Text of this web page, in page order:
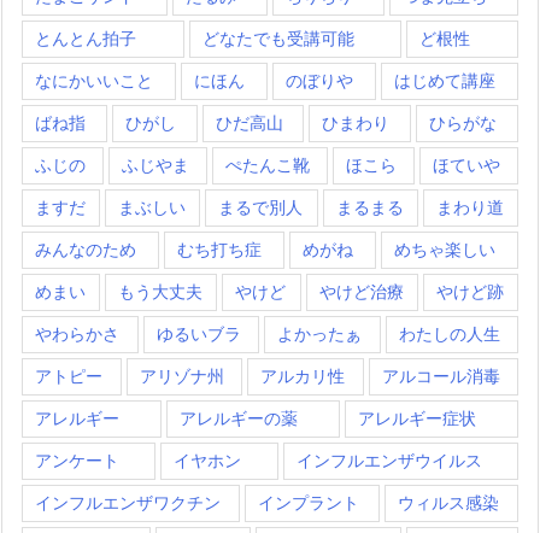
とんとん拍子 どなたでも受講可能 ど根性
なにかいいこと にほん のぼりや はじめて講座
ばね指 ひがし ひだ高山 ひまわり ひらがな
ふじの ふじやま ぺたんこ靴 ほこら ほていや
ますだ まぶしい まるで別人 まるまる まわり道
みんなのため むち打ち症 めがね めちゃ楽しい
めまい もう大丈夫 やけど やけど治療 やけど跡
やわらかさ ゆるいブラ よかったぁ わたしの人生
アトピー アリゾナ州 アルカリ性 アルコール消毒
アレルギー アレルギーの薬 アレルギー症状
アンケート イヤホン インフルエンザウイルス
インフルエンザワクチン インプラント ウィルス感染